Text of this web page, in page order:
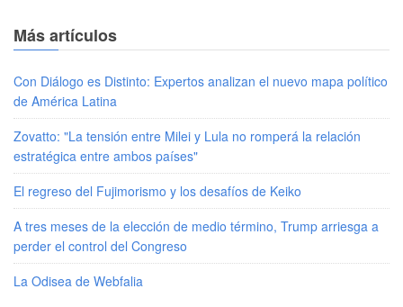
Más artículos
Con Diálogo es Distinto: Expertos analizan el nuevo mapa político
de América Latina
Zovatto: "La tensión entre Milei y Lula no romperá la relación
estratégica entre ambos países"
El regreso del Fujimorismo y los desafíos de Keiko
A tres meses de la elección de medio término, Trump arriesga a
perder el control del Congreso
La Odisea de Webfalia